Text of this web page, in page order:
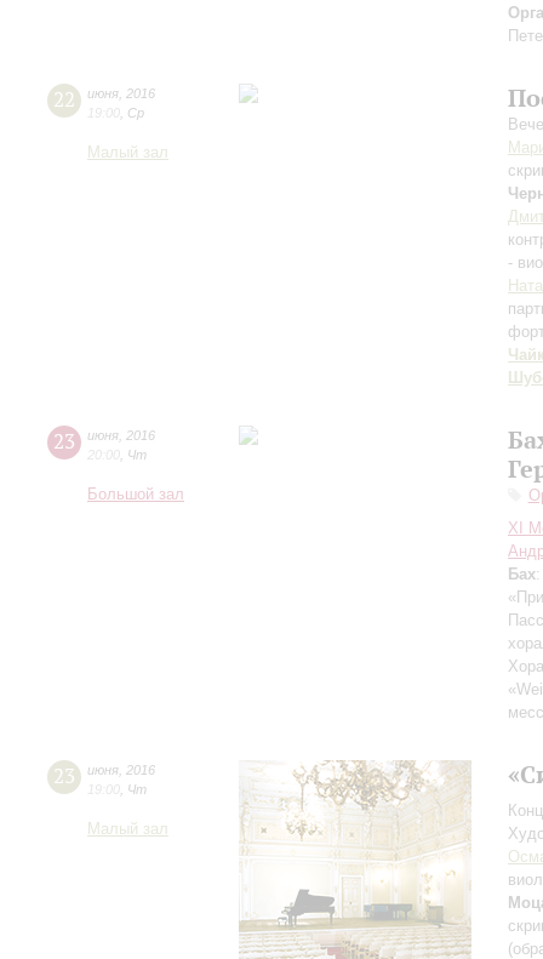
22 июня 2016
19:00 Ср
Малый зал
-
23 июня 2016
20:00 Чт
Большой зал
XI
Бах
23 июня 2016
19:00 Чт
Малый зал